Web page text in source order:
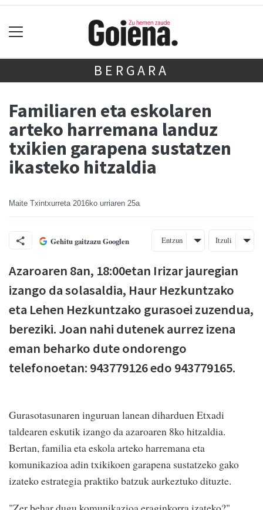
BERGARA
Familiaren eta eskolaren
arteko harremana landuz
txikien garapena sustatzen
ikasteko hitzaldia
Maite Txintxurreta 2016ko urriaren 25a
Gehitu gaitzazu Googlen Entzun Itzuli
Azaroaren 8an, 18:00etan Irizar jauregian
izango da solasaldia, Haur Hezkuntzako
eta Lehen Hezkuntzako gurasoei zuzendua,
bereziki. Joan nahi dutenek aurrez izena
eman beharko dute ondorengo
telefonoetan: 943779126 edo 943779165.
Gurasotasunaren inguruan lanean diharduen Etxadi
taldearen eskutik izango da azaroaren 8ko hitzaldia.
Bertan, familia eta eskola arteko harremana eta
komunikazioa adin txikikoen garapena sustatzeko gako
izateko estrategia praktiko batzuk aurkeztuko dituzte.